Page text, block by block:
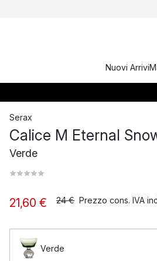
Nuovi Arrivi
Serax
Calice M Eternal
Verde
21,60 € 24 € Prezzo cons. IVA
Verde